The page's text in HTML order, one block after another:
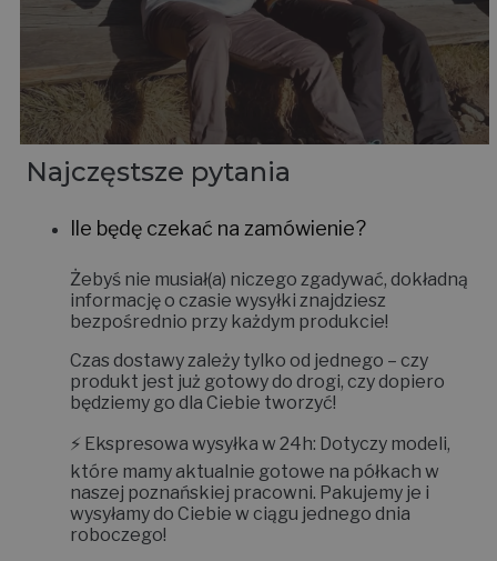
Najczęstsze pytania
Ile będę czekać na zamówienie?
Żebyś nie musiał(a) niczego zgadywać, dokładną
informację o czasie wysyłki znajdziesz
bezpośrednio przy każdym produkcie!
Czas dostawy zależy tylko od jednego – czy
produkt jest już gotowy do drogi, czy dopiero
będziemy go dla Ciebie tworzyć!
⚡ Ekspresowa wysyłka w 24h: Dotyczy modeli,
które mamy aktualnie gotowe na półkach w
naszej poznańskiej pracowni. Pakujemy je i
wysyłamy do Ciebie w ciągu jednego dnia
roboczego!